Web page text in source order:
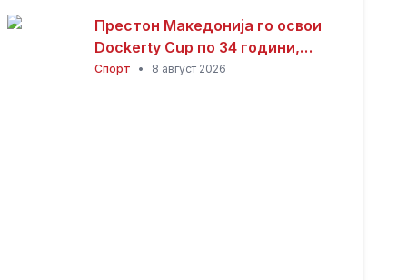
Престон Македонија го освои
Dockerty Cup по 34 години,
Тевере прогласен за најдобар
Спорт • 8 август 2026